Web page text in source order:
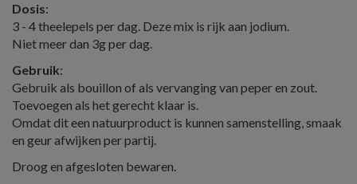
Dosis:
3 - 4 theelepels per dag. Deze mix is rijk aan jodium.
Niet meer dan 3g per dag.
Gebruik:
Gebruik als bouillon of als vervanging van peper en zout.
Toevoegen als het gerecht klaar is.
Omdat dit een natuurproduct is kunnen samenstelling, smaak
en geur afwijken per partij.
Droog en afgesloten bewaren.